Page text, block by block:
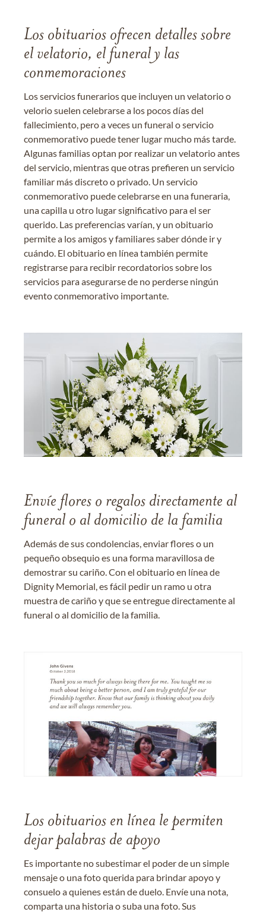
Los obituarios ofrecen detalles sobre
el velatorio, el funeral y las
conmemoraciones
Los servicios funerarios que incluyen un velatorio o
velorio suelen celebrarse a los pocos días del
fallecimiento, pero a veces un funeral o servicio
conmemorativo puede tener lugar mucho más tarde.
Algunas familias optan por realizar un velatorio antes
del servicio, mientras que otras prefieren un servicio
familiar más discreto o privado. Un servicio
conmemorativo puede celebrarse en una funeraria,
una capilla u otro lugar significativo para el ser
querido. Las preferencias varían, y un obituario
permite a los amigos y familiares saber dónde ir y
cuándo. El obituario en línea también permite
registrarse para recibir recordatorios sobre los
servicios para asegurarse de no perderse ningún
evento conmemorativo importante.
Envíe flores o regalos directamente al
funeral o al domicilio de la familia
Además de sus condolencias, enviar flores o un
pequeño obsequio es una forma maravillosa de
demostrar su cariño. Con el obituario en línea de
Dignity Memorial, es fácil pedir un ramo u otra
muestra de cariño y que se entregue directamente al
funeral o al domicilio de la familia.
Los obituarios en línea le permiten
dejar palabras de apoyo
Es importante no subestimar el poder de un simple
mensaje o una foto querida para brindar apoyo y
consuelo a quienes están de duelo. Envíe una nota,
comparta una historia o suba una foto. Sus